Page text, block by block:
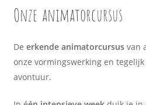
Onze animatorcursus
De erkende animatorcursusvan
onze vormingswerking en
avontuur.